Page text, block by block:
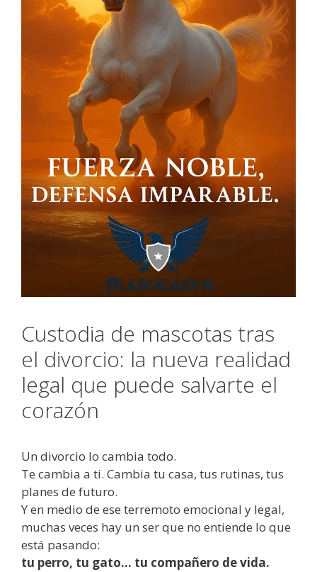
Custodia de mascotas tras
el divorcio: la nueva realidad
legal que puede salvarte el
corazón
Un divorcio lo cambia todo.
Te cambia a ti. Cambia tu casa, tus rutinas, tus
planes de futuro.
Y en medio de ese terremoto emocional y legal,
muchas veces hay un ser que no entiende lo que
está pasando:
tu perro, tu gato… tu compañero de vida.